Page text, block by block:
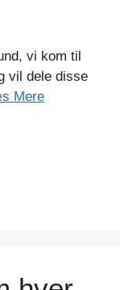
vi kom til
vil dele disse
Mere